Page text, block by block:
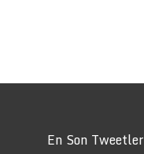
En Son Tweetler